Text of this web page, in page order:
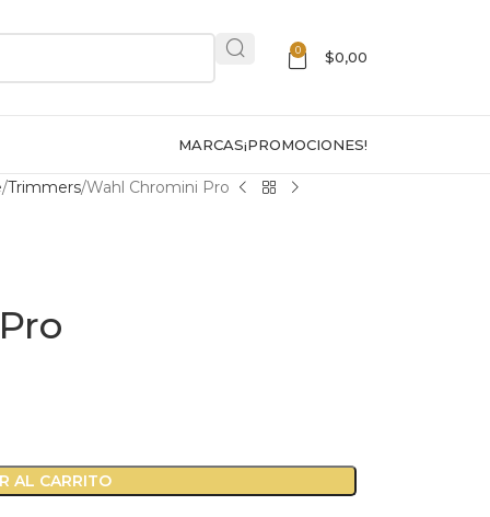
0 $0,00
MARCAS¡PROMOCIONES!
Trimmers Wahl Chromini Pro
AL CARRITO